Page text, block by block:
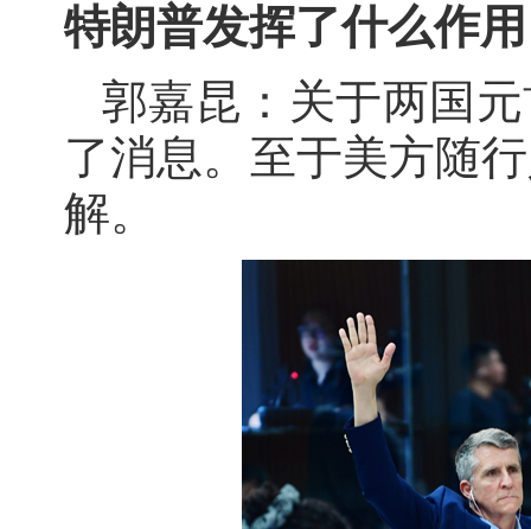
特朗普发挥了什么作
郭嘉昆：关于两国
了消息。至于美方随
解。